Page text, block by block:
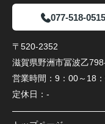
077-518-0515
〒520-2352
滋賀県野洲市冨波乙
営業時間： 9：00～18
定休日： -